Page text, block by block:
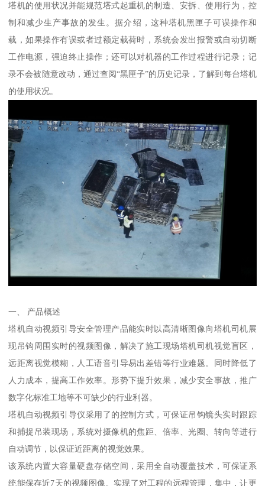
塔机的使用状况并能规范塔式起重机的制造、安拆、使用行为，控
制和减少生产事故的发生。据介绍，这种塔机黑匣子可误操作和
载，如果操作有误或者过额定载荷时，系统会发出报警或自动切断
工作电源，强迫终止操作；还可以对机器的工作过程进行记录；记
录不会被随意改动，通过查阅“黑匣子”的历史记录，了解到每台塔机
的使用状况。
一、 产品概述
塔机自动视频引导安全管理产品能实时以高清晰图像向塔机司机展
现吊钩周围实时的视频图像，解决了施工现场塔机司机视觉盲区，
远距离视觉模糊，人工语音引导易出差错等行业难题。同时降低了
人力成本，提高工作效率。形势下提升效果，减少安全事故，推广
数字化标准工地等不可缺少的行业利器。
塔机自动视频引导仪采用了的控制方式，可保证吊钩镜头实时跟踪
和捕捉吊装现场，系统对摄像机的焦距、倍率、光圈、转向等进行
自动调节，以保证近距离的视觉效果。
该系统内置大容量硬盘存储空间，采用全自动覆盖技术，可保证系
统能保存近7天的视频图像。实现了对工程的远程管理，集中，让更